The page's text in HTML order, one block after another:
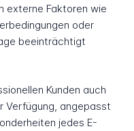
externe Faktoren wie
oder
beeinträchtigt
Kunden auch
Verfügung, angepasst
jedes E-